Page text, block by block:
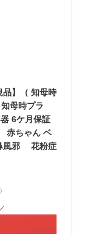
】（ 知母時
母時プラ
6ケ月保証
赤ちゃん ベ
風邪 花粉症